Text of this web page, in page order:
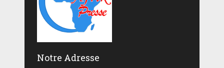
Notre Adresse